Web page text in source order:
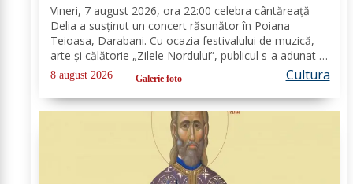
Vineri, 7 august 2026, ora 22:00 celebra cântăreață
Delia a susținut un concert răsunător în Poiana
Teioasa, Darabani. Cu ocazia festivalului de muzică,
arte și călătorie „Zilele Nordului”, publicul s-a adunat în
acest colț de natură, bucurându-se de noaptea
călduroasă și peisajul unei oaze verzi,...
8 august 2026 Galerie foto Cultura